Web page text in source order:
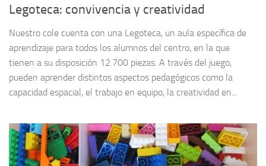
Legoteca: convivencia y creatividad
Nuestro cole cuenta con una Legoteca, un aula específica de
aprendizaje para todos los alumnos del centro, en la que
tienen a su disposición 12.700 piezas. A través del juego,
pueden aprender distintos aspectos pedagógicos como la
capacidad espacial, el trabajo en equipo, la creatividad en...